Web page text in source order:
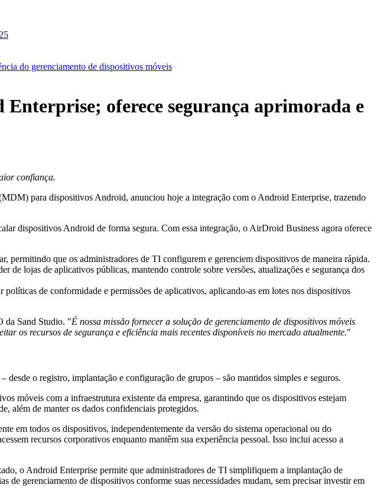
do gerenciamento de dispositivos móveis
oferece segurança aprimorada e
confiança.
para dispositivos Android, anunciou hoje a integração com o Android Enterprise, trazendo
dispositivos Android de forma segura. Com essa integração, o AirDroid Business agora oferece
permitindo que os administradores de TI configurem e gerenciem dispositivos de maneira rápida.
lojas de aplicativos públicas, mantendo controle sobre versões, atualizações e segurança dos
de conformidade e permissões de aplicativos, aplicando-as em lotes nos dispositivos
da Sand Studio. "É nossa missão fornecer a solução de gerenciamento de dispositivos móveis
os recursos de segurança e eficiência mais recentes disponíveis no mercado atualmente."
o registro, implantação e configuração de grupos – são mantidos simples e seguros.
móveis com a infraestrutura existente da empresa, garantindo que os dispositivos estejam
além de manter os dados confidenciais protegidos.
em todos os dispositivos, independentemente da versão do sistema operacional ou do
recursos corporativos enquanto mantêm sua experiência pessoal. Isso inclui acesso a
o Android Enterprise permite que administradores de TI simplifiquem a implantação de
gerenciamento de dispositivos conforme suas necessidades mudam, sem precisar investir em